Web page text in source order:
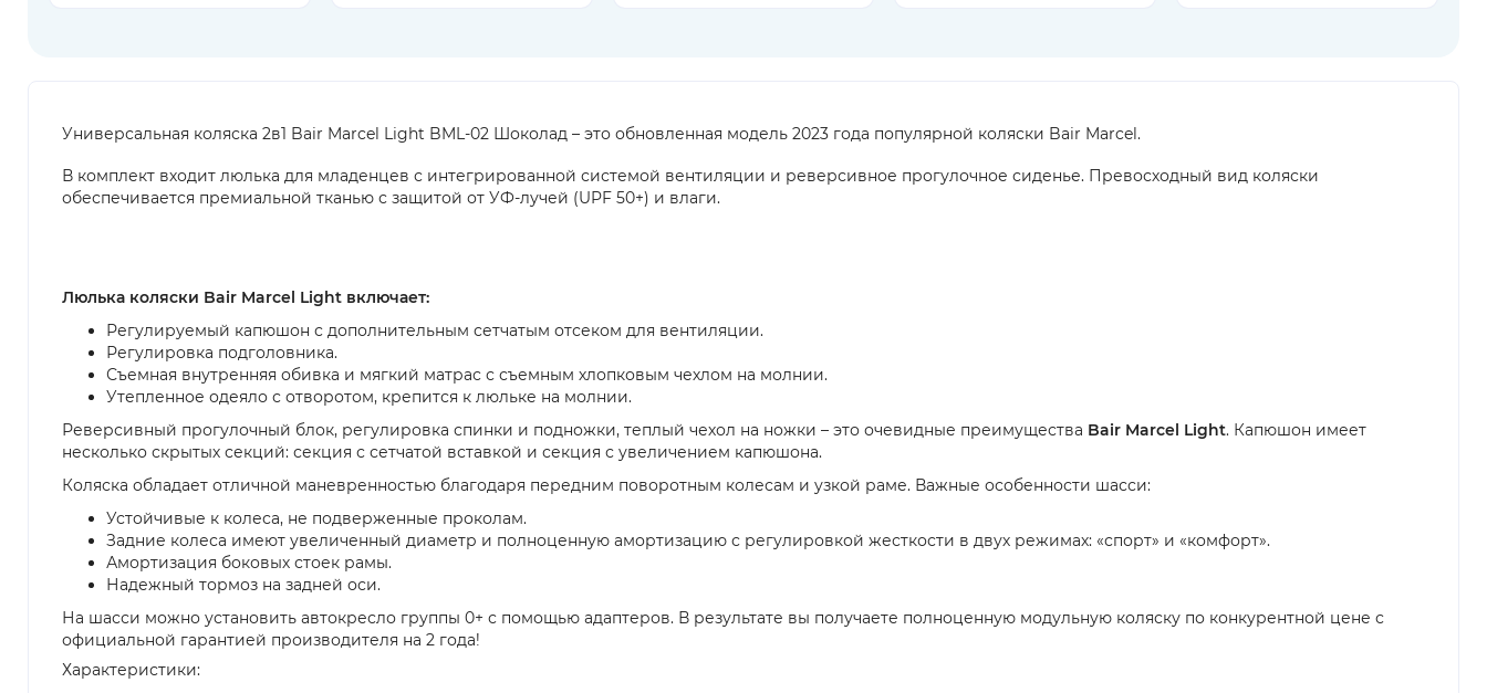
Универсальная коляска 2в1 Bair Marcel Light BML-02 Шоколад – это обновленная модель 2023 года популярной коляски Bair Marcel.
В комплект входит люлька для младенцев с интегрированной системой вентиляции и реверсивное прогулочное сиденье. Превосходный вид коляски
обеспечивается премиальной тканью с защитой от УФ-лучей (UPF 50+) и влаги.
Люлька коляски Bair Marcel Light включает:
Регулируемый капюшон с дополнительным сетчатым отсеком для вентиляции.
Регулировка подголовника.
Съемная внутренняя обивка и мягкий матрас с съемным хлопковым чехлом на молнии.
Утепленное одеяло с отворотом, крепится к люльке на молнии.
Реверсивный прогулочный блок, регулировка спинки и подножки, теплый чехол на ножки – это очевидные преимущества Bair Marcel Light. Капюшон имеет
несколько скрытых секций: секция с сетчатой вставкой и секция с увеличением капюшона.
Коляска обладает отличной маневренностью благодаря передним поворотным колесам и узкой раме. Важные особенности шасси:
Устойчивые к колеса, не подверженные проколам.
Задние колеса имеют увеличенный диаметр и полноценную амортизацию с регулировкой жесткости в двух режимах: «спорт» и «комфорт».
Амортизация боковых стоек рамы.
Надежный тормоз на задней оси.
На шасси можно установить автокресло группы 0+ с помощью адаптеров. В результате вы получаете полноценную модульную коляску по конкурентной цене с
официальной гарантией производителя на 2 года!
Характеристики: